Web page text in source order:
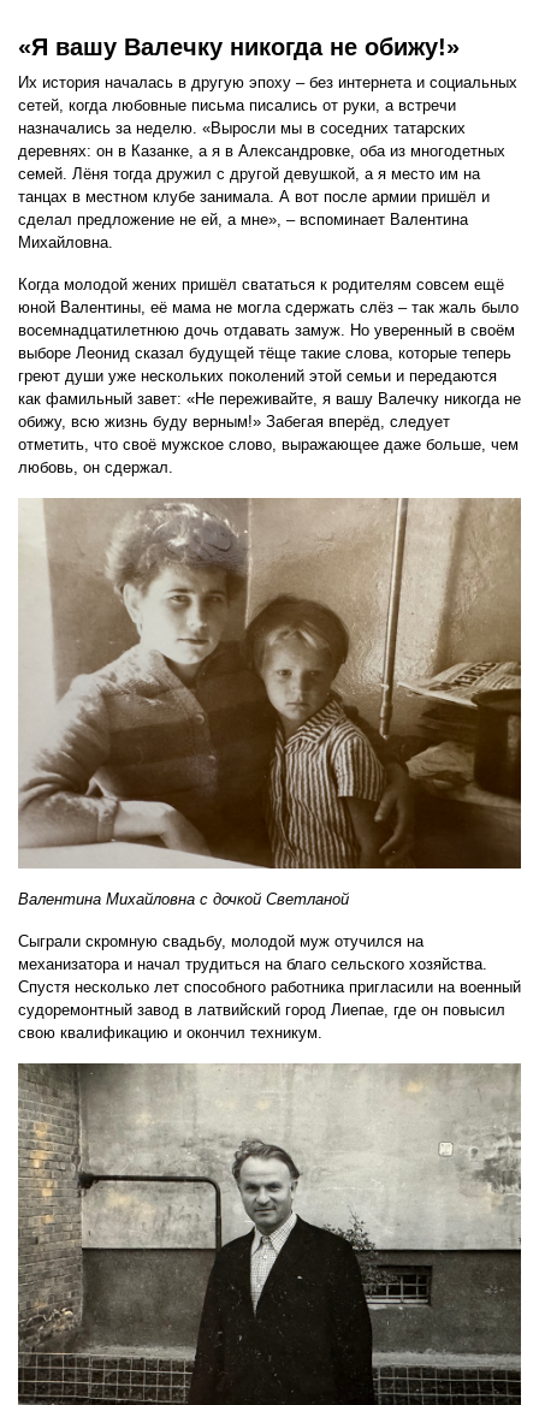
«Я вашу Валечку никогда не обижу!»
Их история началась в другую эпоху – без интернета и социальных
сетей, когда любовные письма писались от руки, а встречи
назначались за неделю. «Выросли мы в соседних татарских
деревнях: он в Казанке, а я в Александровке, оба из многодетных
семей. Лёня тогда дружил с другой девушкой, а я место им на
танцах в местном клубе занимала. А вот после армии пришёл и
сделал предложение не ей, а мне», – вспоминает Валентина
Михайловна.
Когда молодой жених пришёл свататься к родителям совсем ещё
юной Валентины, её мама не могла сдержать слёз – так жаль было
восемнадцатилетнюю дочь отдавать замуж. Но уверенный в своём
выборе Леонид сказал будущей тёще такие слова, которые теперь
греют души уже нескольких поколений этой семьи и передаются
как фамильный завет: «Не переживайте, я вашу Валечку никогда не
обижу, всю жизнь буду верным!» Забегая вперёд, следует
отметить, что своё мужское слово, выражающее даже больше, чем
любовь, он сдержал.
Валентина Михайловна с дочкой Светланой
Сыграли скромную свадьбу, молодой муж отучился на
механизатора и начал трудиться на благо сельского хозяйства.
Спустя несколько лет способного работника пригласили на военный
судоремонтный завод в латвийский город Лиепае, где он повысил
свою квалификацию и окончил техникум.